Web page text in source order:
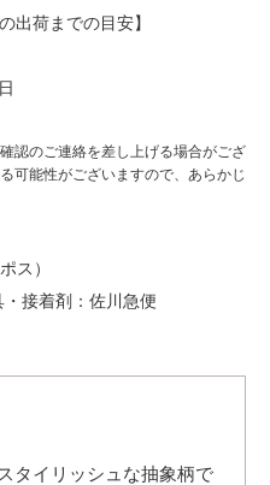
出荷までの目安】
認のご連絡を差し上げる場合がござ
可能性がございますので、あらかじ
ス）
接着剤：佐川急便
タイリッシュな抽象柄で